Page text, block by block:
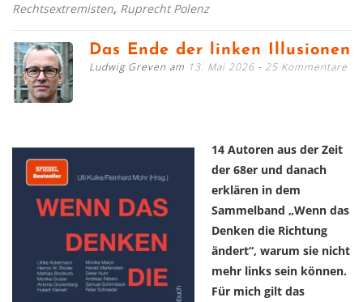
Rechtsextremisten, Ruprecht Polenz
Das Ende der linken Illusionen
Ludwig Greven am 13. Mai 2026 25 Kommentare
14 Autoren aus der Zeit
der 68er und danach
erklären in dem
Sammelband „Wenn das
Denken die Richtung
ändert“, warum sie nicht
mehr links sein können.
Für mich gilt das